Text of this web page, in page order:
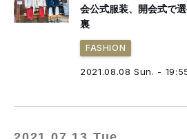
会公式服装、開会式で
裏
FASHION
2021.08.08 Sun. -